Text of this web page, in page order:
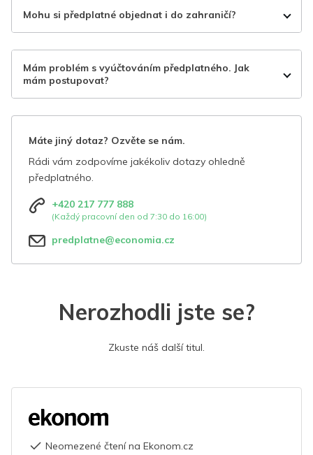
Mohu si předplatné objednat i do zahraničí?
Mám problém s vyúčtováním předplatného. Jak
mám postupovat?
Máte jiný dotaz? Ozvěte se nám.
Rádi vám zodpovíme jakékoliv dotazy ohledně
předplatného.
+420 217 777 888
(Každý pracovní den od 7:30 do 16:00)
predplatne@economia.cz
Nerozhodli jste se?
Zkuste náš další titul.
Neomezené čtení na Ekonom.cz